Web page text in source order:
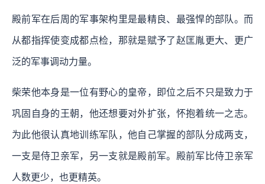
殿前军在后周的军事架构里是最精良、最强悍的部队。而
从都指挥使变成都点检，那就是赋予了赵匡胤更大、更广
泛的军事调动力量。
柴荣他本身是一位有野心的皇帝，即位之后不只是致力于
巩固自身的王朝，他还想要对外扩张，怀抱着统一之志。
为此他很认真地训练军队，他自己掌握的部队分成两支，
一支是侍卫亲军，另一支就是殿前军。殿前军比侍卫亲军
人数更少，也更精英。